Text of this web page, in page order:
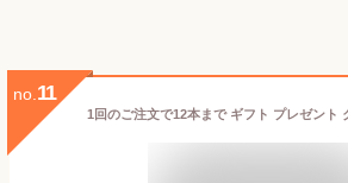
no. 11